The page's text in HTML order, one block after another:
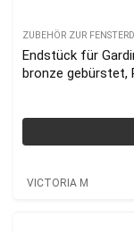
ZUBEHÖR ZUR
Endstück für
bronze gebürstet,
VICTORIA M